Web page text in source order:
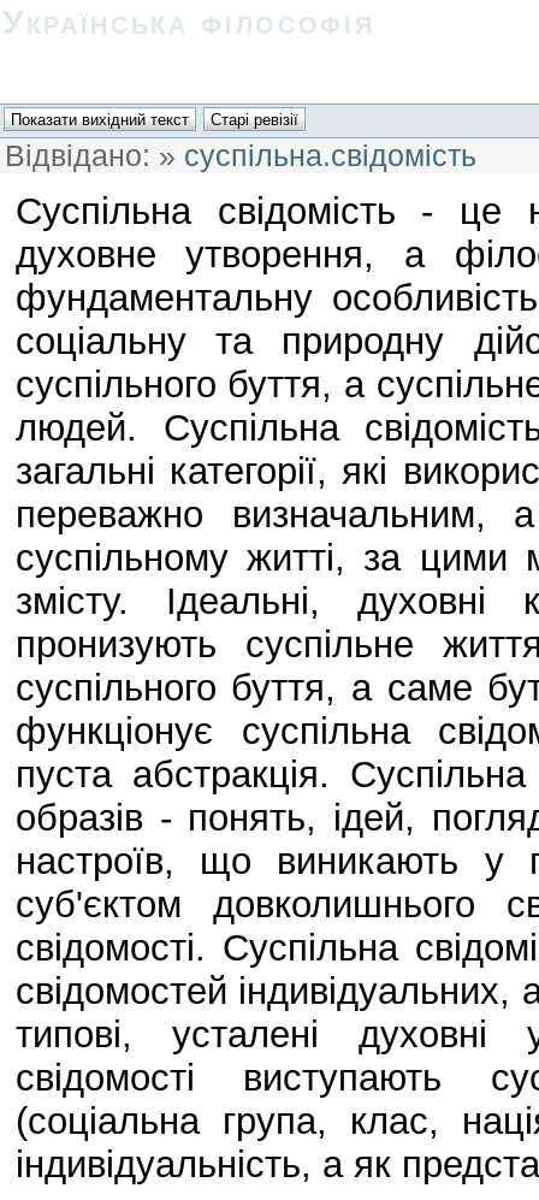
Українська філософія
Відвідано: » суспільна.свідомість
Суспільна свідомість - це
духовне утворення, а
фундаментальну
соціальну та природну
суспільного буття, а
людей. Суспільна
загальні категорії, які
переважно
суспільному житті, за
змісту. Ідеальні, духовні
пронизують суспільне
суспільного буття, а саме
функціонує суспільна
пуста абстракція.
образів - понять, ідей,
настроїв, що виникають у
суб'єктом довколишнього
свідомості. Суспільна
свідомостей індивідуальних,
типові, усталені духовні
свідомості виступають
(соціальна група, клас,
індивідуальність, а як